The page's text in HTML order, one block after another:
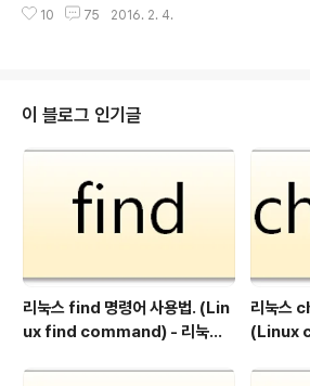
ayout 리소..
습니다. 즉, 최초 ListView 아이템을 구성하고 나서 앱
번 글에서는 ListView에 새로운 아이템을 추가하거나,
존 아이템을 수정 또는 삭제하는 방법에 대해 알아보겠습
니다. ListView에서 아이템을 다루는 방법은
드로이드 리스트뷰 기본 사용법]에서 설명한..
10 75 2016. 2. 4.
이 블로그 인기글
리눅스 find 명령어 사용법. (Lin
ux find command) - 리눅스
리눅스
(Linux